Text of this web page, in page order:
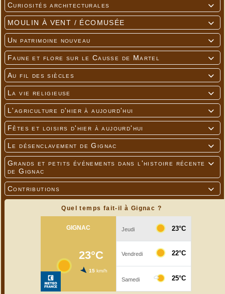

Curiosités architecturales

MOULIN À VENT / ÉCOMUSÉE

Un patrimoine nouveau

Faune et flore sur le Causse de Martel

Au fil des siècles

La vie religieuse

L'agriculture d'hier à aujourd'hui

Fêtes et loisirs d'hier à aujourd'hui

Le désenclavement de Gignac

Grands et petits événements dans l'histoire récente
de Gignac

Contributions
Quel temps fait-il à Gignac ?